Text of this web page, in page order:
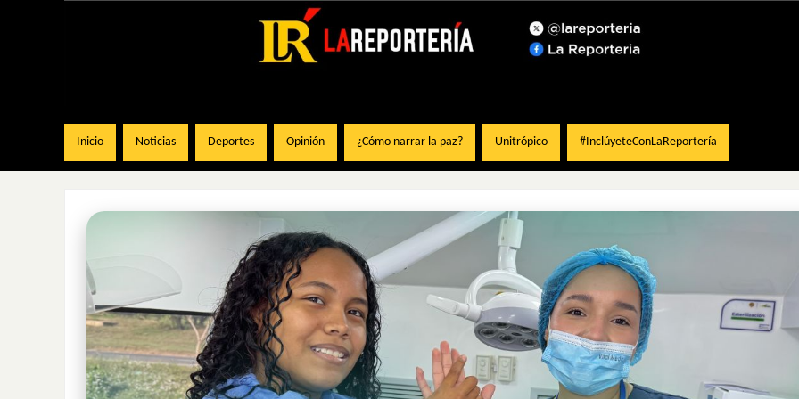
Inicio Noticias Deportes Opinión ¿Cómo narrar la paz? Unitrópico #InclúyeteConLaReportería